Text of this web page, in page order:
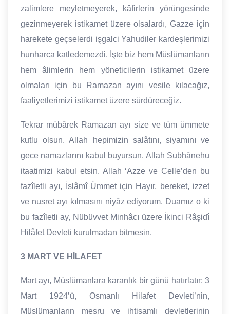
zalimlere meyletmeyerek, kâfirlerin yörüngesinde
gezinmeyerek istikamet üzere olsalardı, Gazze için
harekete geçselerdi işgalci Yahudiler kardeşlerimizi
hunharca katledemezdi. İşte biz hem Müslümanların
hem âlimlerin hem yöneticilerin istikamet üzere
olmaları için bu Ramazan ayını vesile kılacağız,
faaliyetlerimizi istikamet üzere sürdüreceğiz.
Tekrar mübârek Ramazan ayı size ve tüm ümmete
kutlu olsun. Allah hepimizin salâtını, siyamını ve
gece namazlarını kabul buyursun. Allah Subhânehu
itaatimizi kabul etsin. Allah ‘Azze ve Celle’den bu
fazîletli ayı, İslâmî Ümmet için Hayır, bereket, izzet
ve nusret ayı kılmasını niyâz ediyorum. Duamız o ki
bu fazîletli ay, Nübüvvet Minhâcı üzere İkinci Râşidî
Hilâfet Devleti kurulmadan bitmesin.
3 MART VE HİLAFET
Mart ayı, Müslümanlara karanlık bir günü hatırlatır; 3
Mart 1924’ü, Osmanlı Hilafet Devleti’nin,
Müslümanların meşru ve ihtişamlı devletlerinin